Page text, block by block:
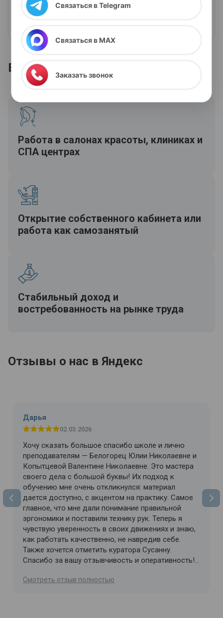
06
Ваши возможности после курса
Работа в салонах красоты, клиниках и
СПА центрах
Открытие собственного кабинета или
работа как самозанятый
Стабильный доход и
востребованность на рынке труда
Отзывы о нас в Яндекс
Дарья
02.03.2026
Хочу сказать большое спасибо школе и лично
преподавателям — Белогорец Юлии Николаевне и
Копытцевой Валентине Николаевне. Это мастера
своего дела с большой буквы! Их подход к
обучению мне очень откликнулся: материал
дается доступно, с акцентом на практику. Самое
главное, что мне дали понимание правильной
эргономики и поставили технику рук. Теперь я
чувствую уверенность в своих движениях и знаю,
как работать качественно, не навредив себе.
Также хочется отметить куратора Сусанну.
Спасибо за вашу отзывчивость и оперативность!
разъяснить сложные моменты. С такой командой
Cмотреть отзыв полностью
Я выражаю согласие на передачу и обработку
персональных данных
в соответствии с "
конфиденциальности"
Связаться в Telegram
Связаться в MAX
Заказать звонок